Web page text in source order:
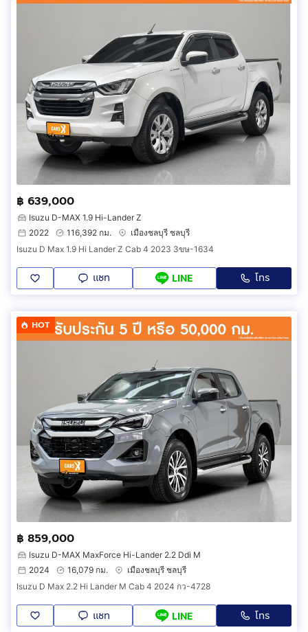
฿ 639,000
Isuzu D-MAX 1.9 Hi-Lander Z
2022
116,392 กม.
เมืองชลบุรี ชลบุรี
Isuzu D Max 1.9 Hi Lander Z Cab 4 2023 3ขษ-1634
แชท LINE โทร
HOT
฿ 859,000
Isuzu D-MAX MaxForce Hi-Lander 2.2 Ddi M
2024
16,079 กม.
เมืองชลบุรี ชลบุรี
Isuzu D Max 2.2 Hi Lander M Cab 4 2024 กว-4728
แชท LINE โทร